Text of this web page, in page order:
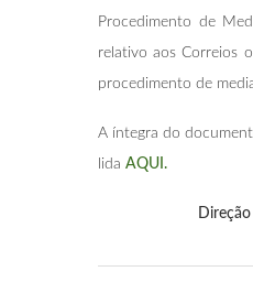
Procedimento de
relativo aos Correios
procedimento de
A íntegra do
lida AQUI.